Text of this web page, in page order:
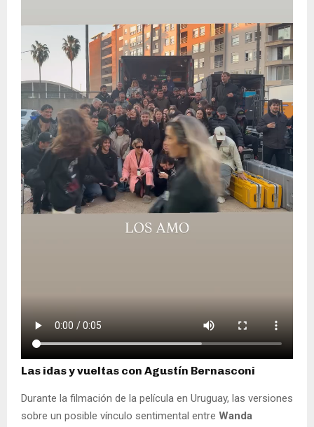
Las idas y vueltas con Agustín Bernasconi
Durante la filmación de la película en Uruguay, las versiones
sobre un posible vínculo sentimental entre Wanda